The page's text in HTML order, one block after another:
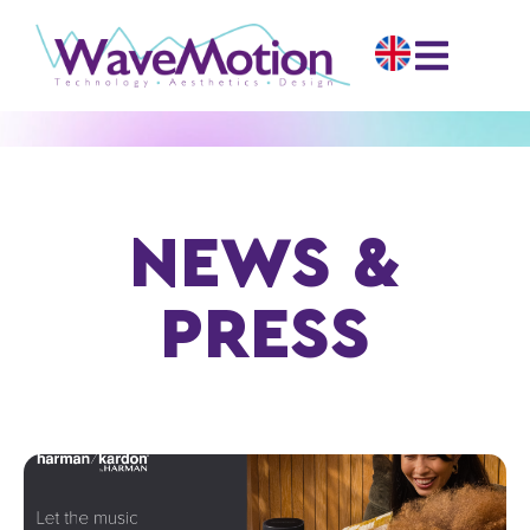
NEWS &
PRESS